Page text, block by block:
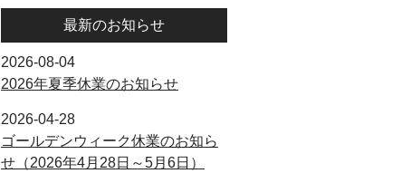
最新のお知らせ
2026-08-04
2026年夏季休業のお知らせ
2026-04-28
ゴールデンウィーク休業のお知ら
せ（2026年4月28日～5月6日）